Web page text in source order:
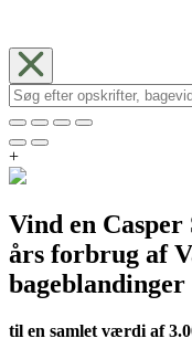
+
Vind en
års forbrug af
bageblandinger
til en samlet værdi af